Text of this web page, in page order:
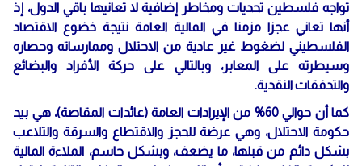
تواجه فلسطين تحديات ومخاطر إضافية لا تعانيها باقي الدول، إذ
أنها تعاني عجزا مزمنا في المالية العامة نتيجة خضوع الاقتصاد
الفلسطيني لضغوط غير عادية من الاحتلال وممارساته وحصاره
وسيطرته على المعابر، وبالتالي على حركة الأفراد والبضائع
والتدفقات النقدية.
كما أن حوالي 60% من الإيرادات العامة (عائدات المقاصة)، هي بيد
حكومة الاحتلال، وهي عرضة للحجز والاقتطاع والسرقة والتلاعب
بشكل دائم من قبلها، ما يضعف، وبشكل حاسم، الملاءة المالية